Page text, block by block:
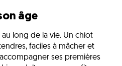
âge
long de la vie. Un chiot
faciles à mâcher et
ses premières